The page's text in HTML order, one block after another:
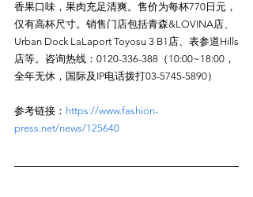
香果口味，果肉充足清爽。售价为每杯770日元，
仅有高杯尺寸。销售门店包括青森&LOVINA店、
Urban Dock LaLaport Toyosu 3 B1店、表参道Hills
店等。咨询热线：0120-336-388（10:00~18:00，
参考链接： https://www.fashion-
press.net/news/125640